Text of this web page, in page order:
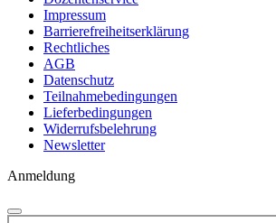
Impressum
Barrierefreiheitserklärung
Rechtliches
AGB
Datenschutz
Teilnahmebedingungen
Lieferbedingungen
Widerrufsbelehrung
Newsletter
Anmeldung